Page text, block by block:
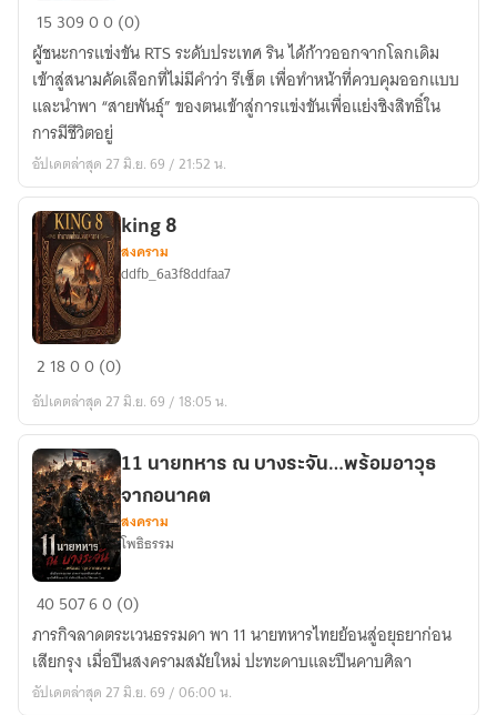
บัลลังก์
แห่ง
สาย
พันธุ์
15 30900 (0)
ผู้ชนะการแข่งขัน RTS ระดับประเทศ ริน ได้ก้าวออกจากโลกเดิม
เข้าสู่สนามคัดเลือกที่ไม่มีคำว่า รีเซ็ต เพื่อทำหน้าที่ควบคุมออกแบบ
และนำพา “สายพันธุ์” ของตนเข้าสู่การแข่งขันเพื่อแย่งชิงสิทธิ์ใน
การมีชีวิตอยู่
อัปเดตล่าสุด 27 มิ.ย. 69 / 21:52 น.
king
king 8
สงคราม
ddfb_6a3f8ddfaa7
2 1800 (0)
อัปเดตล่าสุด 27 มิ.ย. 69 / 18:05 น.
11
นาย
ทหาร
ณ
บางระจัน…
11 นายทหาร ณ บางระจัน…พร้อมอาวุธ
จากอนาคต
สงคราม
โพธิธรรม
4050760 (0)
ภารกิจลาดตระเวนธรรมดา พา 11 นายทหารไทยย้อนสู่อยุธยาก่อน
เสียกรุง เมื่อปืนสงครามสมัยใหม่ ปะทะดาบและปืนคาบศิลา
อัปเดตล่าสุด 27 มิ.ย. 69 / 06:00 น.